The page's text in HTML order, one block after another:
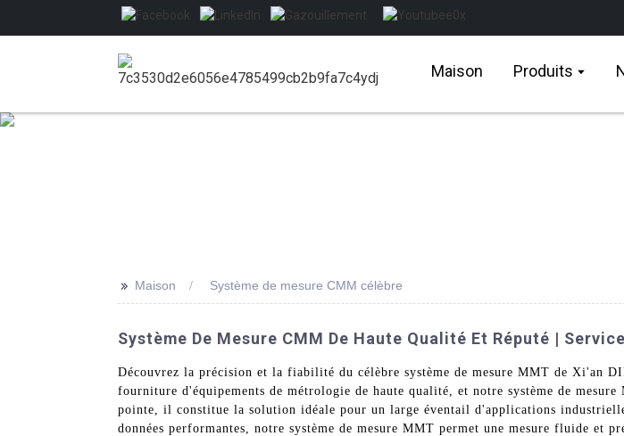
Maison Produits
>> Maison Système de mesure CMM célèbre
Système De Mesure CMM De Haute Qualité Et Réputé |
Découvrez la précision et la fiabilité du célèbre système de mesure MMT de Xi'an
fourniture d'équipements de métrologie de haute qualité, et notre système de
pointe, il constitue la solution idéale pour un large éventail d'applications
données performantes, notre système de mesure MMT permet une mesure fluide et